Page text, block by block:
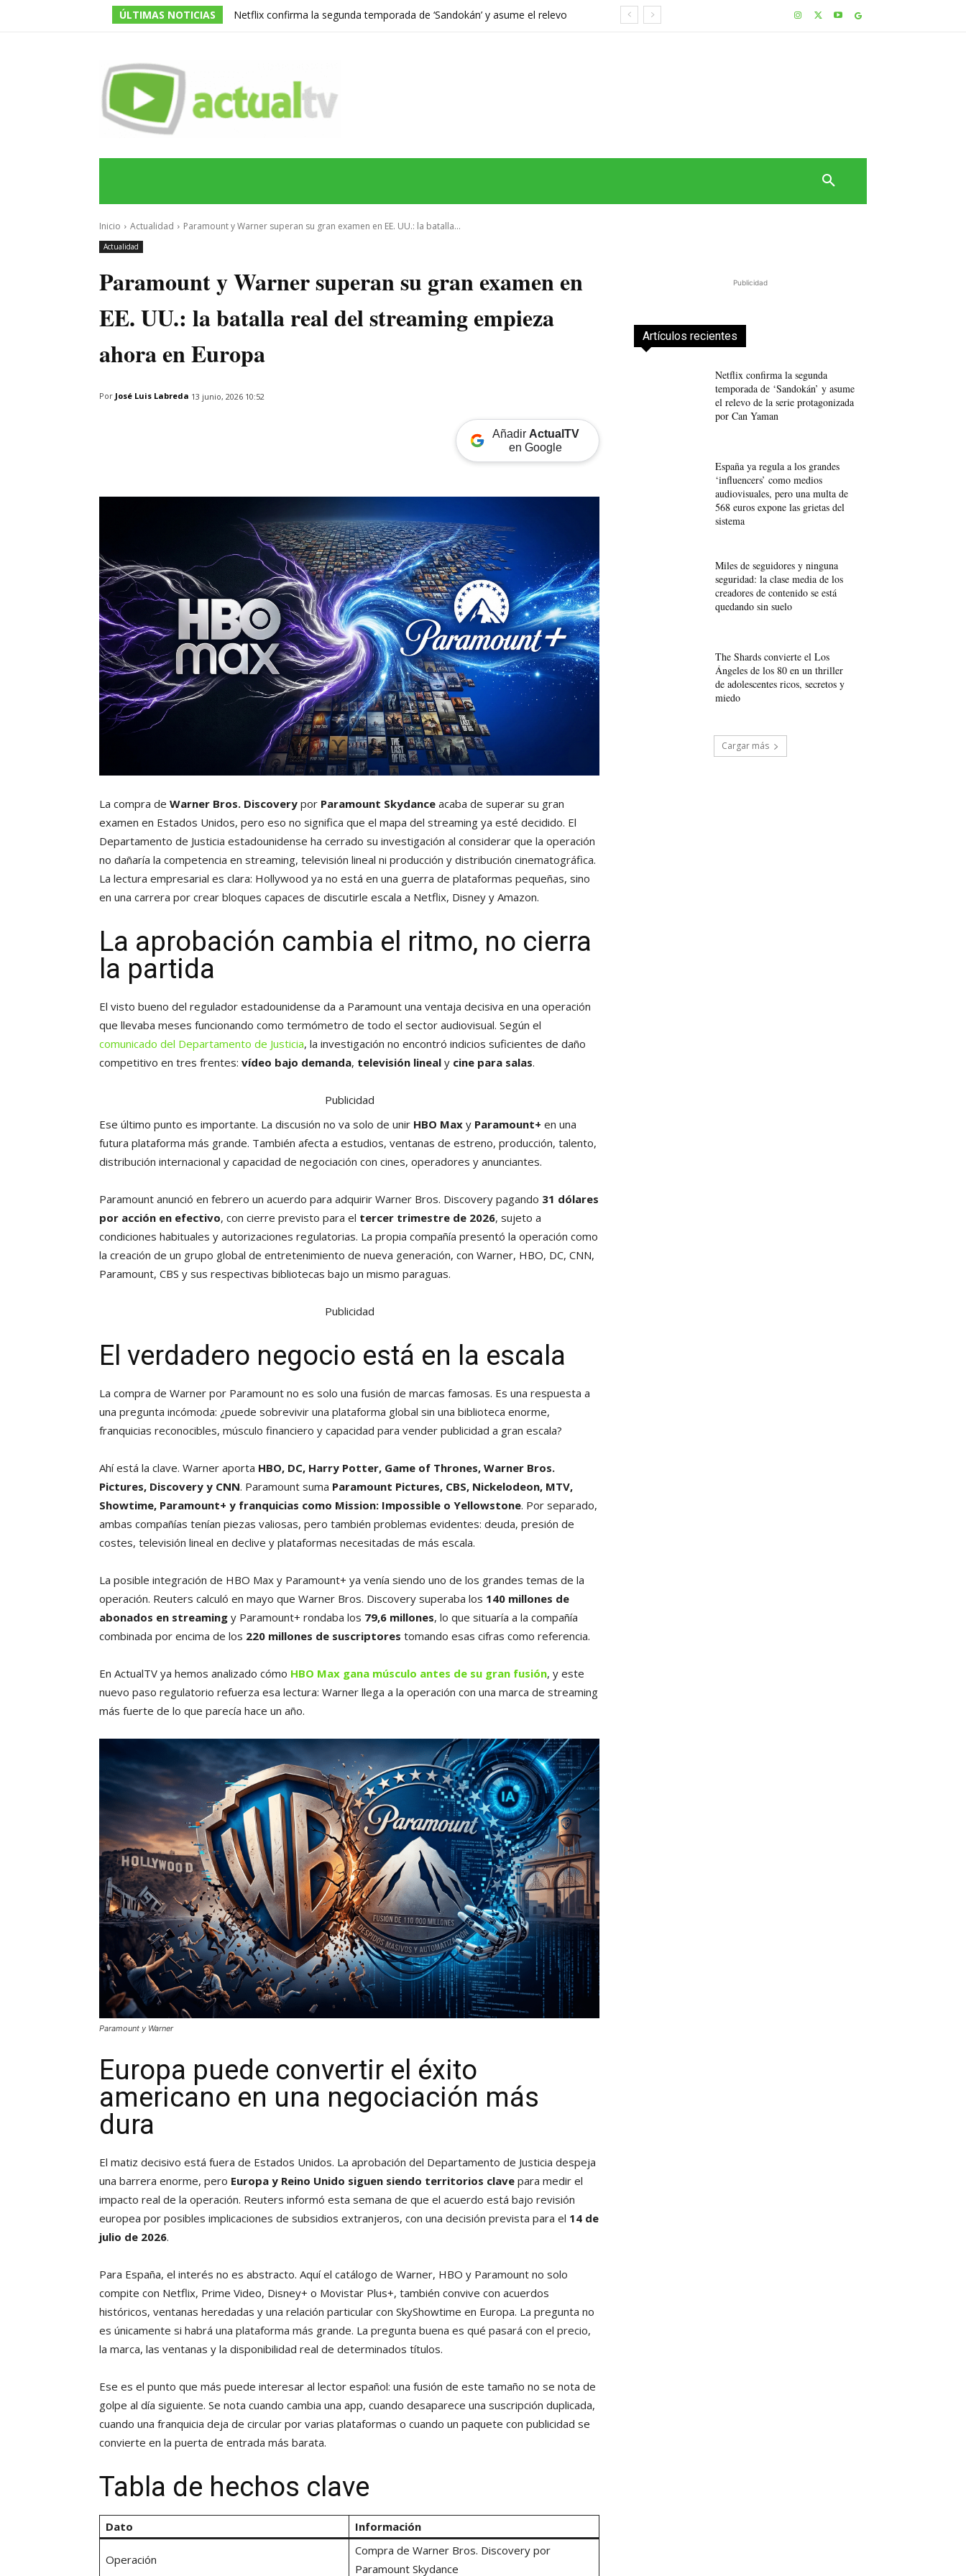
ÚLTIMAS NOTICIAS
Netflix confirma la segunda temporada de ‘Sandokán’ y asume el relevo
Inicio Actualidad Paramount y Warner superan su gran examen en EE. UU.: la batalla...
Actualidad
Paramount y Warner superan su gran examen en
EE. UU.: la batalla real del streaming empieza
ahora en Europa
Por José Luis Labreda 13 junio, 2026 10:52
Añadir ActualTV
en Google
La compra de Warner Bros. Discovery por Paramount Skydance acaba de superar su gran
examen en Estados Unidos, pero eso no significa que el mapa del streaming ya esté decidido. El
Departamento de Justicia estadounidense ha cerrado su investigación al considerar que la operación
no dañaría la competencia en streaming, televisión lineal ni producción y distribución cinematográfica.
La lectura empresarial es clara: Hollywood ya no está en una guerra de plataformas pequeñas, sino
en una carrera por crear bloques capaces de discutirle escala a Netflix, Disney y Amazon.
La aprobación cambia el ritmo, no cierra
la partida
El visto bueno del regulador estadounidense da a Paramount una ventaja decisiva en una operación
que llevaba meses funcionando como termómetro de todo el sector audiovisual. Según el
comunicado del Departamento de Justicia, la investigación no encontró indicios suficientes de daño
competitivo en tres frentes: vídeo bajo demanda, televisión lineal y cine para salas.
Publicidad
Ese último punto es importante. La discusión no va solo de unir HBO Max y Paramount+ en una
futura plataforma más grande. También afecta a estudios, ventanas de estreno, producción, talento,
distribución internacional y capacidad de negociación con cines, operadores y anunciantes.
Paramount anunció en febrero un acuerdo para adquirir Warner Bros. Discovery pagando 31 dólares
por acción en efectivo, con cierre previsto para el tercer trimestre de 2026, sujeto a
condiciones habituales y autorizaciones regulatorias. La propia compañía presentó la operación como
la creación de un grupo global de entretenimiento de nueva generación, con Warner, HBO, DC, CNN,
Paramount, CBS y sus respectivas bibliotecas bajo un mismo paraguas.
Publicidad
El verdadero negocio está en la escala
La compra de Warner por Paramount no es solo una fusión de marcas famosas. Es una respuesta a
una pregunta incómoda: ¿puede sobrevivir una plataforma global sin una biblioteca enorme,
franquicias reconocibles, músculo financiero y capacidad para vender publicidad a gran escala?
Ahí está la clave. Warner aporta HBO, DC, Harry Potter, Game of Thrones, Warner Bros.
Pictures, Discovery y CNN. Paramount suma Paramount Pictures, CBS, Nickelodeon, MTV,
Showtime, Paramount+ y franquicias como Mission: Impossible o Yellowstone. Por separado,
ambas compañías tenían piezas valiosas, pero también problemas evidentes: deuda, presión de
costes, televisión lineal en declive y plataformas necesitadas de más escala.
La posible integración de HBO Max y Paramount+ ya venía siendo uno de los grandes temas de la
operación. Reuters calculó en mayo que Warner Bros. Discovery superaba los 140 millones de
abonados en streaming y Paramount+ rondaba los 79,6 millones, lo que situaría a la compañía
combinada por encima de los 220 millones de suscriptores tomando esas cifras como referencia.
En ActualTV ya hemos analizado cómo HBO Max gana músculo antes de su gran fusión, y este
nuevo paso regulatorio refuerza esa lectura: Warner llega a la operación con una marca de streaming
más fuerte de lo que parecía hace un año.
Paramount y Warner
Europa puede convertir el éxito
americano en una negociación más
dura
El matiz decisivo está fuera de Estados Unidos. La aprobación del Departamento de Justicia despeja
una barrera enorme, pero Europa y Reino Unido siguen siendo territorios clave para medir el
impacto real de la operación. Reuters informó esta semana de que el acuerdo está bajo revisión
europea por posibles implicaciones de subsidios extranjeros, con una decisión prevista para el 14 de
julio de 2026.
Para España, el interés no es abstracto. Aquí el catálogo de Warner, HBO y Paramount no solo
compite con Netflix, Prime Video, Disney+ o Movistar Plus+, también convive con acuerdos
históricos, ventanas heredadas y una relación particular con SkyShowtime en Europa. La pregunta no
es únicamente si habrá una plataforma más grande. La pregunta buena es qué pasará con el precio,
la marca, las ventanas y la disponibilidad real de determinados títulos.
Ese es el punto que más puede interesar al lector español: una fusión de este tamaño no se nota de
golpe al día siguiente. Se nota cuando cambia una app, cuando desaparece una suscripción duplicada,
cuando una franquicia deja de circular por varias plataformas o cuando un paquete con publicidad se
convierte en la puerta de entrada más barata.
Tabla de hechos clave
Dato Información
Operación
Compra de Warner Bros. Discovery por
Paramount Skydance
Publicidad
Artículos recientes
Netflix confirma la segunda
temporada de ‘Sandokán’ y asume
el relevo de la serie protagonizada
por Can Yaman
España ya regula a los grandes
‘influencers’ como medios
audiovisuales, pero una multa de
568 euros expone las grietas del
sistema
Miles de seguidores y ninguna
seguridad: la clase media de los
creadores de contenido se está
quedando sin suelo
The Shards convierte el Los
Ángeles de los 80 en un thriller
de adolescentes ricos, secretos y
miedo
Cargar más